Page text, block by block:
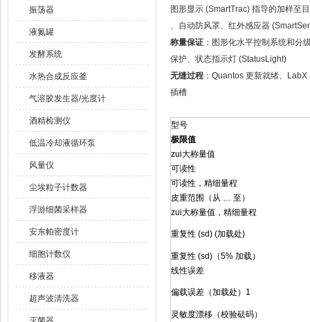
振荡器
液氮罐
发酵系统
水热合成反应釜
气溶胶发生器/光度计
酒精检测仪
低温冷却液循环泵
风量仪
尘埃粒子计数器
浮游细菌采样器
安东帕密度计
细胞计数仪
移液器
超声波清洗器
图形显示 (SmartTrac) 指导的加样至
、自动防风罩、红外感应器
称量保证 ：图形化水平控制系统和分
保护、状态指示灯 (StatusLight)
无缝过程 ：Quantos 更新就绪、
插槽
型号
极限值
zui大称量值
可读性
可读性，精细量程
皮重范围（从 … 至）
zui大称量值，精细量程
重复性 (sd) (加载处)
重复性 (sd)（5% 加载）
线性误差
偏载误差（加载处）1
灵敏度漂移（校验砝码）